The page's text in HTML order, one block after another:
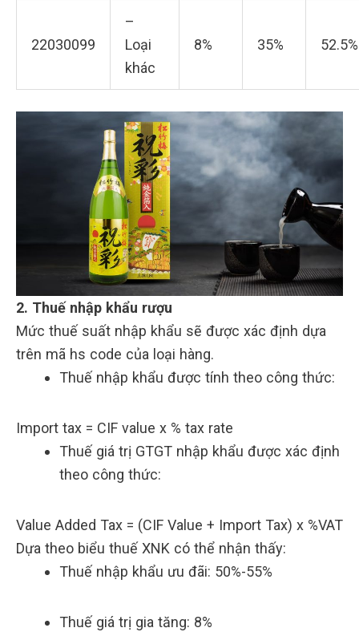
22030099
–
Loại
khác
8% 35% 52.5%
2. Thuế nhập khẩu rượu
Mức thuế suất nhập khẩu sẽ được xác định dựa
trên mã hs code của loại hàng.
Thuế nhập khẩu được tính theo công thức:
Import tax = CIF value x % tax rate
Thuế giá trị GTGT nhập khẩu được xác định
theo công thức:
Value Added Tax = (CIF Value + Import Tax) x %VAT
Dựa theo biểu thuế XNK có thể nhận thấy:
Thuế nhập khẩu ưu đãi: 50%-55%
Thuế giá trị gia tăng: 8%